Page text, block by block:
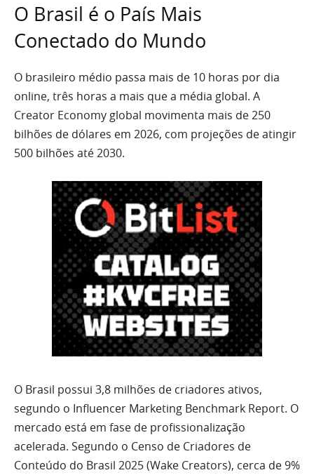
O Brasil é o País Mais
Conectado do Mundo
O brasileiro médio passa mais de 10 horas por dia
online, três horas a mais que a média global. A
Creator Economy global movimenta mais de 250
bilhões de dólares em 2026, com projeções de atingir
500 bilhões até 2030.
O Brasil possui 3,8 milhões de criadores ativos,
segundo o Influencer Marketing Benchmark Report. O
mercado está em fase de profissionalização
acelerada. Segundo o Censo de Criadores de
Conteúdo do Brasil 2025 (Wake Creators), cerca de 9%